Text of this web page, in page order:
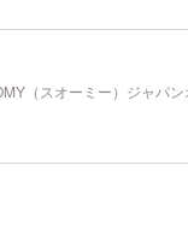
（スオーミー）ジャパ